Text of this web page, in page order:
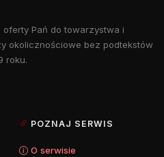
oferty Pań do towarzystwa i
okolicznościowe bez podtekstów
roku.
POZNAJ SERWIS
O serwisie